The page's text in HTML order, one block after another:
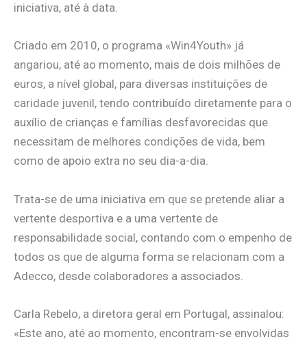
iniciativa, até à data.
Criado em 2010, o programa «Win4Youth» já
angariou, até ao momento, mais de dois milhões de
euros, a nível global, para diversas instituições de
caridade juvenil, tendo contribuído diretamente para o
auxílio de crianças e famílias desfavorecidas que
necessitam de melhores condições de vida, bem
como de apoio extra no seu dia-a-dia.
Trata-se de uma iniciativa em que se pretende aliar a
vertente desportiva e a uma vertente de
responsabilidade social, contando com o empenho de
todos os que de alguma forma se relacionam com a
Adecco, desde colaboradores a associados.
Carla Rebelo, a diretora geral em Portugal, assinalou:
«Este ano, até ao momento, encontram-se envolvidas